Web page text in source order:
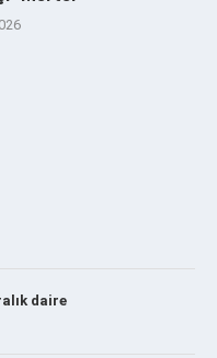
daire